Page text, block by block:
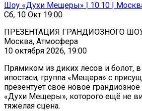
Шоу «Духи Мещеры» | 10.10 |
Сб, 10 Окт 19:00
ПРЕЗЕНТАЦИЯ ГРАНДИОЗНОГО
Москва, Атмосфера
10 октября 2026, 19:00
Прямиком из диких лесов и болот,
ипостаси, группа «Мещера» с
презентует своё новое
«Духи Мещеры», которого ещё не
тяжёлая сцена.